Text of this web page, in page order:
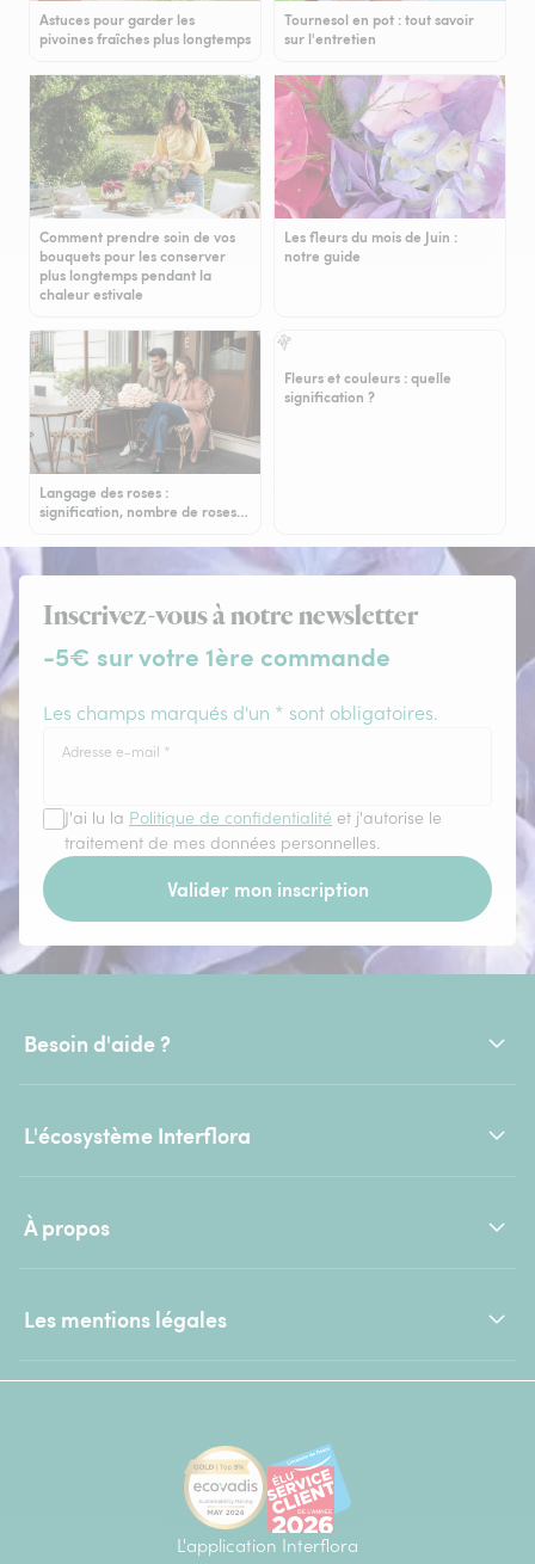
Astuces pour garder les
pivoines fraîches plus longtemps
Tournesol en pot : tout savoir
sur l'entretien
Comment prendre soin de vos
bouquets pour les conserver
plus longtemps pendant la
chaleur estivale
Les fleurs du mois de Juin :
notre guide
Langage des roses :
signification, nombre de roses…
Fleurs et couleurs : quelle
signification ?
Inscrivez-vous à notre newsletter
-5€ sur votre 1ère commande
Les champs marqués d'un * sont obligatoires.
Adresse e-mail *
J'ai lu la Politique de confidentialité et j'autorise le
traitement de mes données personnelles.
Valider mon inscription
Besoin d'aide ?
L'écosystème Interflora
À propos
Les mentions légales
L'application Interflora